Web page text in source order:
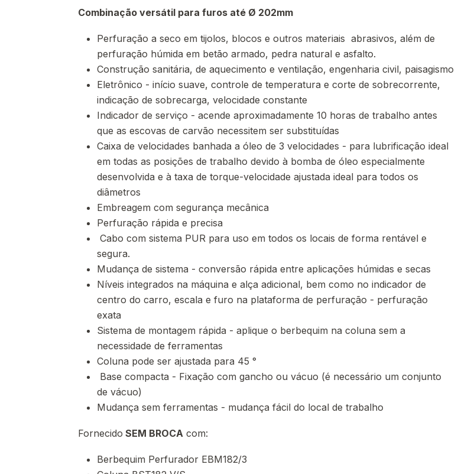
Combinação versátil para furos até Ø 202mm
Perfuração a seco em tijolos, blocos e outros materiais abrasivos, além de
perfuração húmida em betão armado, pedra natural e asfalto.
Construção sanitária, de aquecimento e ventilação, engenharia civil, paisagismo
Eletrônico - início suave, controle de temperatura e corte de sobrecorrente,
indicação de sobrecarga, velocidade constante
Indicador de serviço - acende aproximadamente 10 horas de trabalho antes
que as escovas de carvão necessitem ser substituídas
Caixa de velocidades banhada a óleo de 3 velocidades - para lubrificação ideal
em todas as posições de trabalho devido à bomba de óleo especialmente
desenvolvida e à taxa de torque-velocidade ajustada ideal para todos os
diâmetros
Embreagem com segurança mecânica
Perfuração rápida e precisa
Cabo com sistema PUR para uso em todos os locais de forma rentável e
segura.
Mudança de sistema - conversão rápida entre aplicações húmidas e secas
Níveis integrados na máquina e alça adicional, bem como no indicador de
centro do carro, escala e furo na plataforma de perfuração - perfuração
exata
Sistema de montagem rápida - aplique o berbequim na coluna sem a
necessidade de ferramentas
Coluna pode ser ajustada para 45 °
Base compacta - Fixação com gancho ou vácuo (é necessário um conjunto
de vácuo)
Mudança sem ferramentas - mudança fácil do local de trabalho
Fornecido SEM BROCA com:
Berbequim Perfurador EBM182/3